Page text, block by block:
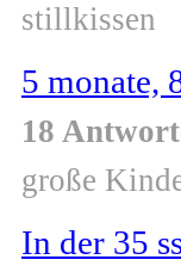
stillkissen
5 monate,
18
große
In der 35